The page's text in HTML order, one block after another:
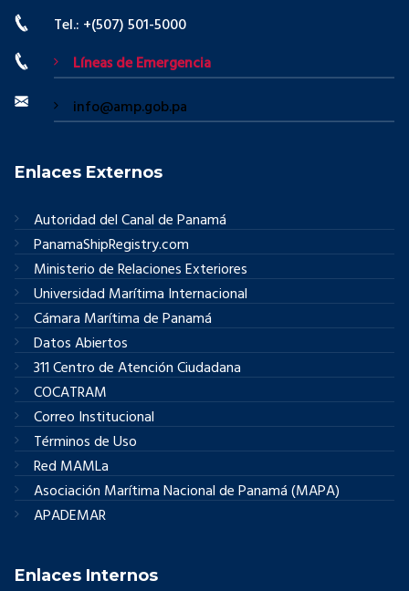
Tel.: +(507) 501-5000
Líneas de Emergencia
info@amp.gob.pa
Enlaces Externos
Autoridad del Canal de Panamá
PanamaShipRegistry.com
Ministerio de Relaciones Exteriores
Universidad Marítima Internacional
Cámara Marítima de Panamá
Datos Abiertos
311 Centro de Atención Ciudadana
COCATRAM
Correo Institucional
Términos de Uso
Red MAMLa
Asociación Marítima Nacional de Panamá (MAPA)
APADEMAR
Enlaces Internos